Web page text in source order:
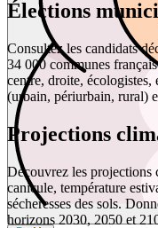
Élections
Consultez les candidats
34 000 communes
centre, droite,
(urbain, périurbain, rural)
Projections
Découvrez les projections
canicule, température
sécheresses des sols.
horizons 2030, 2050 et